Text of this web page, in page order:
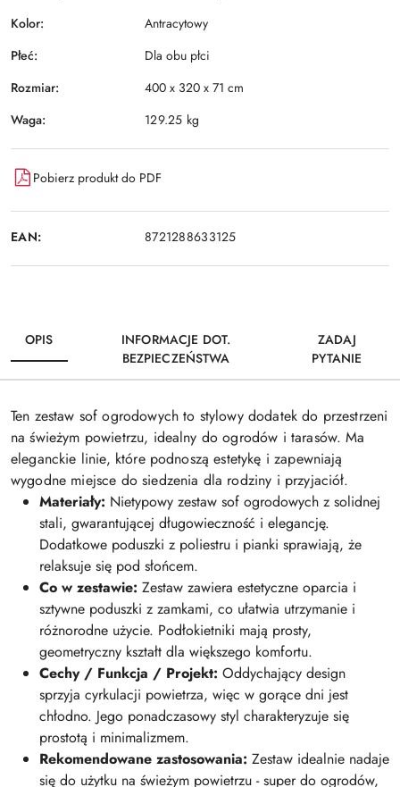
Kolor:
Antracytowy
Płeć:
Dla obu płci
Rozmiar:
400 x 320 x 71 cm
Waga:
129.25 kg
Pobierz produkt do PDF
EAN: 8721288633125
OPIS
INFORMACJE DOT.
BEZPIECZEŃSTWA
ZADAJ
PYTANIE
Ten zestaw sof ogrodowych to stylowy dodatek do przestrzeni
na świeżym powietrzu, idealny do ogrodów i tarasów. Ma
eleganckie linie, które podnoszą estetykę i zapewniają
wygodne miejsce do siedzenia dla rodziny i przyjaciół.
Materiały: Nietypowy zestaw sof ogrodowych z solidnej
stali, gwarantującej długowieczność i elegancję.
Dodatkowe poduszki z poliestru i pianki sprawiają, że
relaksuje się pod słońcem.
Co w zestawie: Zestaw zawiera estetyczne oparcia i
sztywne poduszki z zamkami, co ułatwia utrzymanie i
różnorodne użycie. Podłokietniki mają prosty,
geometryczny kształt dla większego komfortu.
Cechy / Funkcja / Projekt: Oddychający design
sprzyja cyrkulacji powietrza, więc w gorące dni jest
chłodno. Jego ponadczasowy styl charakteryzuje się
prostotą i minimalizmem.
Rekomendowane zastosowania: Zestaw idealnie nadaje
się do użytku na świeżym powietrzu - super do ogrodów,